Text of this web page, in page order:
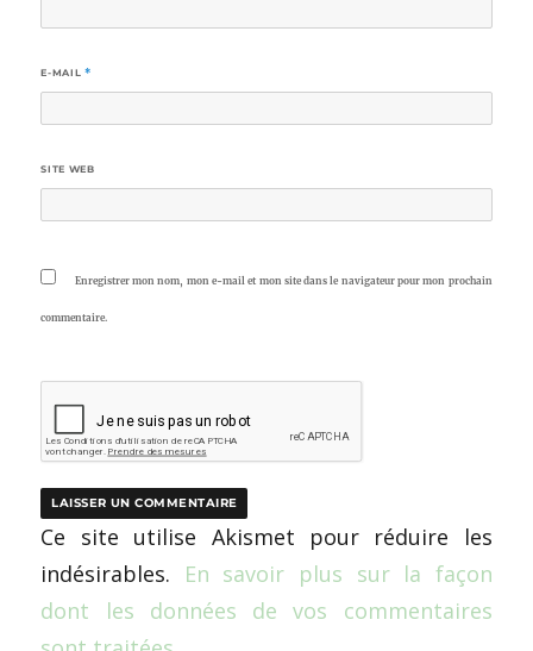
E-MAIL *
SITE WEB
Enregistrer mon nom, mon e-mail et mon site dans le navigateur pour mon prochain
commentaire.
Ce site utilise Akismet pour réduire les
indésirables. En savoir plus sur la façon
dont les données de vos commentaires